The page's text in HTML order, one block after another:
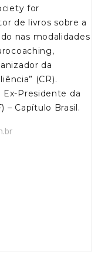
for
de livros sobre a
nas modalidades
da
(CR).
Ex-Presidente da
– Capítulo Brasil.